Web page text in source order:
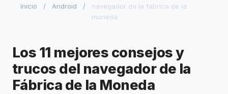
Inicio / Android /
navegador de la fabrica de la
moneda
Los 11 mejores consejos y
trucos del navegador de la
Fábrica de la Moneda